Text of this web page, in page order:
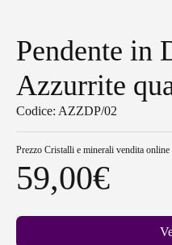
Pendente in
Azzurrite
Codice: AZZDP/02
Prezzo Cristalli e minerali vendita online
59,00€